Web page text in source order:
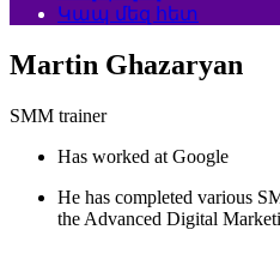
Կապ մեզ հետ
Martin Ghazaryan
SMM trainer
Has worked at Google
He has completed various
the Advanced Digital